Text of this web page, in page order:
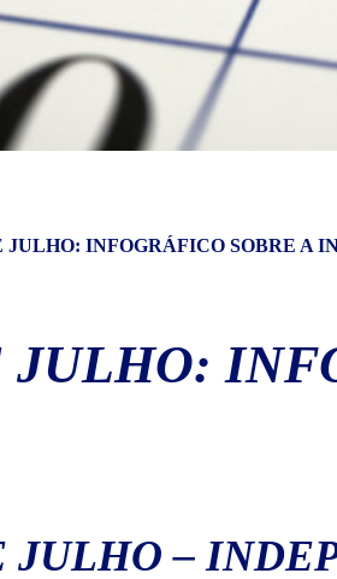
JULHO: INFOGRÁFICO SOBRE A
JULHO:
JULHO –